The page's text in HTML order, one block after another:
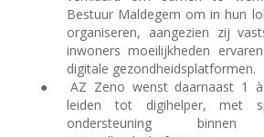
Bestuur Maldegem om in hun
organiseren, aangezien zij
inwoners moeilijkheden
digitale gezondheidsplatformen.
●
AZ Zeno wenst daarnaast 1
leiden tot digihelper, met
ondersteuning